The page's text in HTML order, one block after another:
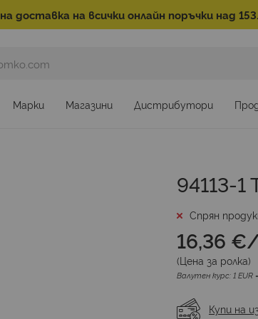
доставка на всички онлайн поръчки над
Марки Магазини Дистрибутори
94113-
Спрян
16,36 €
(Цена за ролка)
Валутен курс: 1 EUR
Купи на